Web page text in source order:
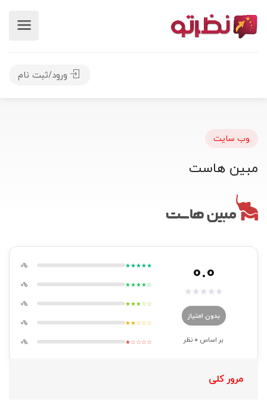
ورود/ثبت نام
وب سایت
مبین هاست
0.0
★
★
★
★
★
بدون امتیاز
بر اساس 0 نظر
★★★★★
0%
★★★★☆
0%
★★★☆☆
0%
★★☆☆☆
0%
★☆☆☆☆
0%
مرور کلی